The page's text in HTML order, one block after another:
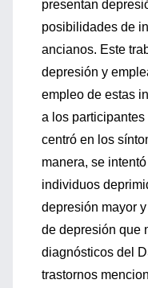
presentan
posibilidades de
ancianos. Este
depresión y
empleo de estas
a los
centró en los
manera, se
individuos
depresión mayor
de depresión que
diagnósticos del
trastornos